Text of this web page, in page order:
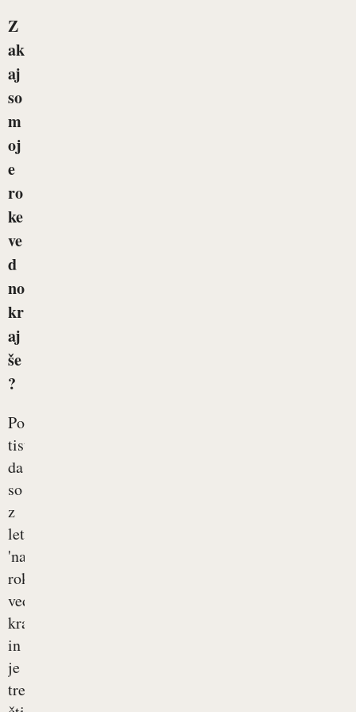
Z
ak
aj
so
m
oj
e
ro
ke
ve
d
no
kr
aj
še
?
Poznate
tisto,
da
so
z
leti
'naše
roke
vedno
krajše'
in
je
treba